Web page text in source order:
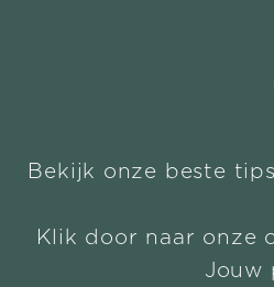
Bekijk onze beste
Klik door naar onze
Jouw